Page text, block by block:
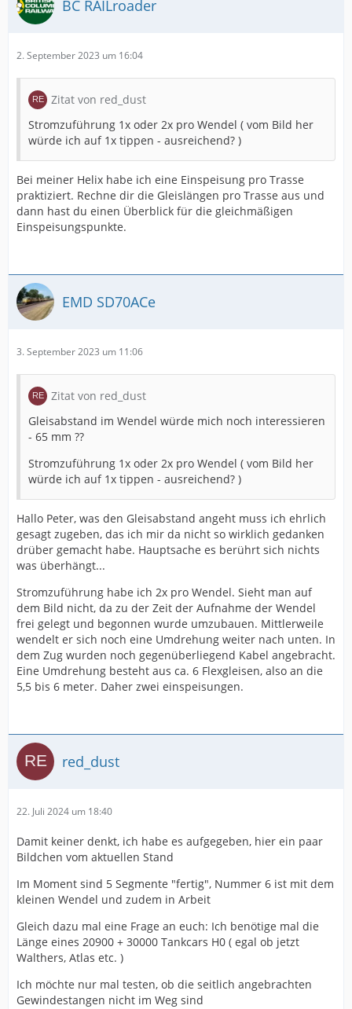
BC RAILroader
2. September 2023 um 16:04
Zitat von red_dust
Stromzuführung 1x oder 2x pro Wendel ( vom Bild her
würde ich auf 1x tippen - ausreichend? )
Bei meiner Helix habe ich eine Einspeisung pro Trasse
praktiziert. Rechne dir die Gleislängen pro Trasse aus und
dann hast du einen Überblick für die gleichmäßigen
Einspeisungspunkte.
EMD SD70ACe
3. September 2023 um 11:06
Zitat von red_dust
Gleisabstand im Wendel würde mich noch interessieren
- 65 mm ??
Stromzuführung 1x oder 2x pro Wendel ( vom Bild her
würde ich auf 1x tippen - ausreichend? )
Hallo Peter, was den Gleisabstand angeht muss ich ehrlich
gesagt zugeben, das ich mir da nicht so wirklich gedanken
drüber gemacht habe. Hauptsache es berührt sich nichts
was überhängt...
Stromzuführung habe ich 2x pro Wendel. Sieht man auf
dem Bild nicht, da zu der Zeit der Aufnahme der Wendel
frei gelegt und begonnen wurde umzubauen. Mittlerweile
wendelt er sich noch eine Umdrehung weiter nach unten. In
dem Zug wurden noch gegenüberliegend Kabel angebracht.
Eine Umdrehung besteht aus ca. 6 Flexgleisen, also an die
5,5 bis 6 meter. Daher zwei einspeisungen.
red_dust
22. Juli 2024 um 18:40
Damit keiner denkt, ich habe es aufgegeben, hier ein paar
Bildchen vom aktuellen Stand
Im Moment sind 5 Segmente "fertig", Nummer 6 ist mit dem
kleinen Wendel und zudem in Arbeit
Gleich dazu mal eine Frage an euch: Ich benötige mal die
Länge eines 20900 + 30000 Tankcars H0 ( egal ob jetzt
Walthers, Atlas etc. )
Ich möchte nur mal testen, ob die seitlich angebrachten
Gewindestangen nicht im Weg sind